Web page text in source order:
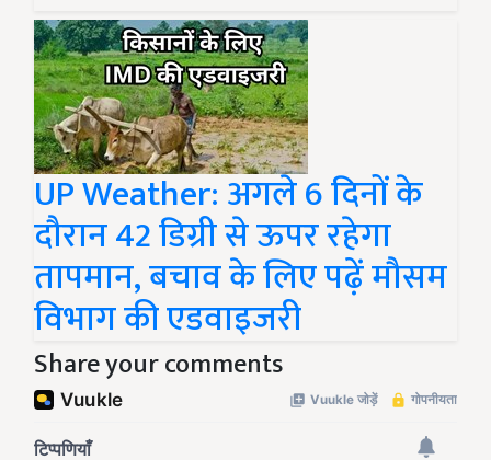
UP Weather: अगले 6 दिनों के
दौरान 42 डिग्री से ऊपर रहेगा
तापमान, बचाव के लिए पढ़ें मौसम
विभाग की एडवाइजरी
Share your comments